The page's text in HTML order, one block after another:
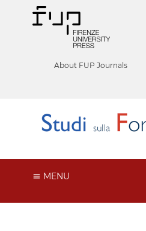
About FUP Journals
MENU